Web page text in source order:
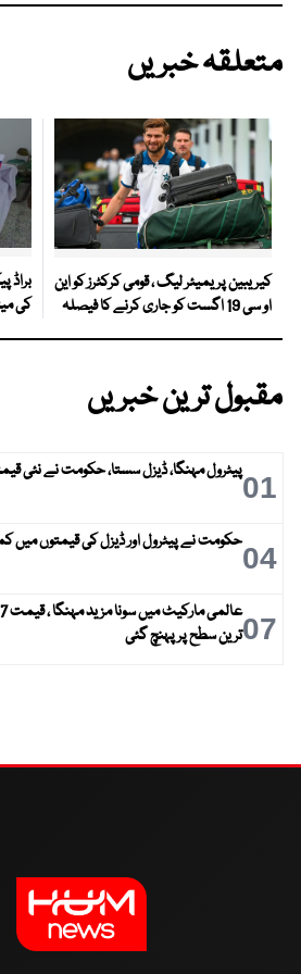
متعلقہ خبریں
کیریبین پریمیئر لیگ ، قومی کرکٹرز کو این
او سی 19 اگست کو جاری کرنے کا فیصلہ
کی
مقبول ترین خبریں
01پیٹرول مہنگا، ڈیزل سستا، حکومت نے نئی
04حکومت نے پیٹرول اور ڈیزل کی قیمتوں میں
07ترین سطح پر پہنچ گئی